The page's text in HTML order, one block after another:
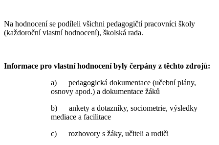
Na hodnocení se podíleli všichni pedagogičtí pracovníci školy
(každoroční vlastní hodnocení), školská rada.
Informace pro vlastní hodnocení byly čerpány z těchto zdrojů:
a) pedagogická dokumentace (učební plány,
osnovy apod.) a dokumentace žáků
b) ankety a dotazníky, sociometrie, výsledky
mediace a facilitace
c) rozhovory s žáky, učiteli a rodiči